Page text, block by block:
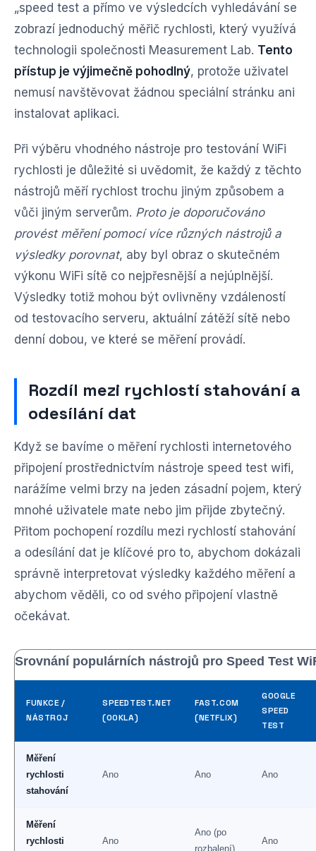
„speed test a přímo ve výsledcích vyhledávání se
zobrazí jednoduchý měřič rychlosti, který využívá
technologii společnosti Measurement Lab. Tento
přístup je výjimečně pohodlný, protože uživatel
nemusí navštěvovat žádnou speciální stránku ani
instalovat aplikaci.
Při výběru vhodného nástroje pro testování WiFi
rychlosti je důležité si uvědomit, že každý z těchto
nástrojů měří rychlost trochu jiným způsobem a
vůči jiným serverům. Proto je doporučováno
provést měření pomocí více různých nástrojů a
výsledky porovnat, aby byl obraz o skutečném
výkonu WiFi sítě co nejpřesnější a nejúplnější.
Výsledky totiž mohou být ovlivněny vzdáleností
od testovacího serveru, aktuální zátěží sítě nebo
denní dobou, ve které se měření provádí.
Rozdíl mezi rychlostí stahování a
odesílání dat
Když se bavíme o měření rychlosti internetového
připojení prostřednictvím nástroje speed test wifi,
narážíme velmi brzy na jeden zásadní pojem, který
mnohé uživatele mate nebo jim přijde zbytečný.
Přitom pochopení rozdílu mezi rychlostí stahování
a odesílání dat je klíčové pro to, abychom dokázali
správně interpretovat výsledky každého měření a
abychom věděli, co od svého připojení vlastně
očekávat.
Srovnání populárních nástrojů pro Speed Test
FUNKCE /
NÁSTROJ
SPEEDTEST.NET
(OOKLA)
FAST.COM
(NETFLIX)
GOOGLE
SPEED
TEST
Měření
rychlosti
stahování
Ano Ano Ano
Měření
rychlosti
Ano
Ano (po
rozbalení)
Ano